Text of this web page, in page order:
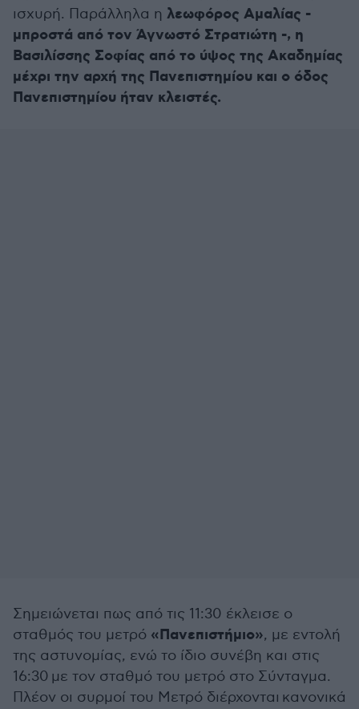
ισχυρή. Παράλληλα η λεωφόρος Αμαλίας -
μπροστά από τον Άγνωστό Στρατιώτη -, η
Βασιλίσσης Σοφίας από το ύψος της Ακαδημίας
μέχρι την αρχή της Πανεπιστημίου και ο όδος
Πανεπιστημίου ήταν κλειστές.
Σημειώνεται πως από τις 11:30 έκλεισε ο
σταθμός του μετρό «Πανεπιστήμιο», με εντολή
της αστυνομίας, ενώ το ίδιο συνέβη και στις
16:30 με τον σταθμό του μετρό στο Σύνταγμα.
Πλέον οι συρμοί του Μετρό διέρχονται κανονικά